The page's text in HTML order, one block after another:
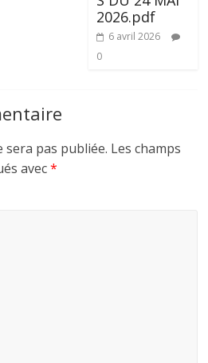
2026.pdf
6 avril 2026
0
sera pas publiée. Les champs
avec*